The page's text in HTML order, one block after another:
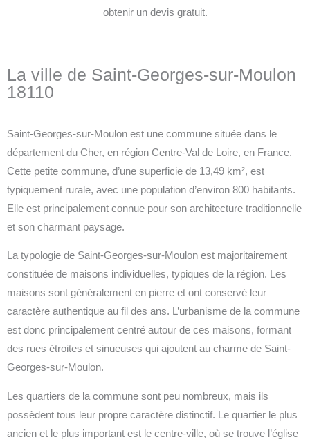
obtenir un devis gratuit.
La ville de Saint-Georges-sur-Moulon
18110
Saint-Georges-sur-Moulon est une commune située dans le
département du Cher, en région Centre-Val de Loire, en France.
Cette petite commune, d’une superficie de 13,49 km², est
typiquement rurale, avec une population d’environ 800 habitants.
Elle est principalement connue pour son architecture traditionnelle
et son charmant paysage.
La typologie de Saint-Georges-sur-Moulon est majoritairement
constituée de maisons individuelles, typiques de la région. Les
maisons sont généralement en pierre et ont conservé leur
caractère authentique au fil des ans. L’urbanisme de la commune
est donc principalement centré autour de ces maisons, formant
des rues étroites et sinueuses qui ajoutent au charme de Saint-
Georges-sur-Moulon.
Les quartiers de la commune sont peu nombreux, mais ils
possèdent tous leur propre caractère distinctif. Le quartier le plus
ancien et le plus important est le centre-ville, où se trouve l’église